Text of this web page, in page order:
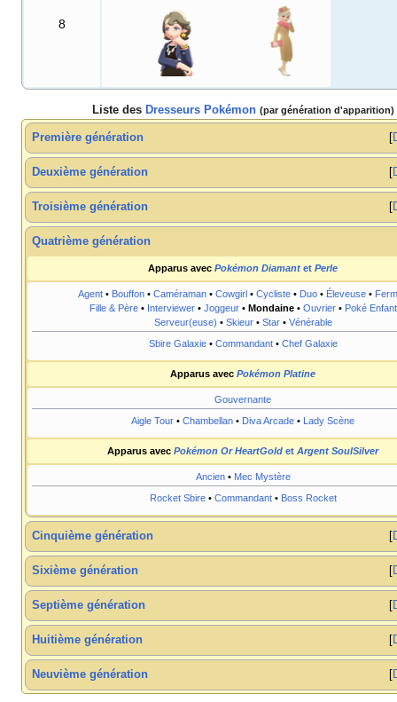
8
Liste des Dresseurs Pokémon (par génération d'apparition)
Première génération
Deuxième génération
Troisième génération
Quatrième génération
Apparus avec Pokémon Diamant et Perle
Agent• Bouffon• Caméraman• Cowgirl• Cycliste• Duo• Éleveuse•
Fille & Père• Interviewer• Joggeur• Mondaine• Ouvrier• Poké Enfant
Serveur(euse) • Skieur• Star• Vénérable
Sbire Galaxie• Commandant• Chef Galaxie
Apparus avec Pokémon Platine
Gouvernante
Aigle Tour • Chambellan • Diva Arcade • Lady Scène
Apparus avec Pokémon Or HeartGold et Argent SoulSilver
Ancien• Mec Mystère
Rocket Sbire• Commandant• Boss Rocket
Cinquième génération
Sixième génération
Septième génération
Huitième génération
Neuvième génération